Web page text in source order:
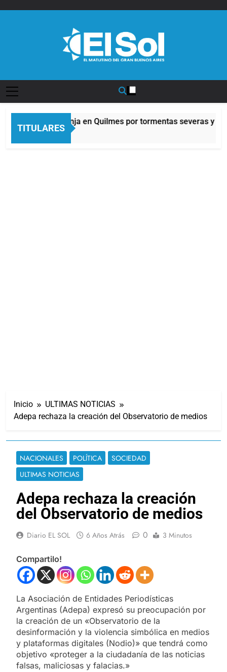
TITULARES
Alerta naranja en Quilmes por tormentas severas y
11 Horas Atrás
Inicio
ULTIMAS NOTICIAS
Adepa rechaza la creación del Observatorio de medios
NACIONALES POLÍTICA
SOCIEDAD
ULTIMAS NOTICIAS
Adepa rechaza la creación
del Observatorio de medios
Diario EL SOL 6 Años Atrás 0 3 Minutos
Compartilo!
La Asociación de Entidades Periodísticas
Argentinas (Adepa) expresó su preocupación por
la creación de un «Observatorio de la
desinformación y la violencia simbólica en medios
y plataformas digitales (Nodio)» que tendrá como
objetivo «proteger a la ciudadanía de las noticias
falsas, maliciosas y falacias.»